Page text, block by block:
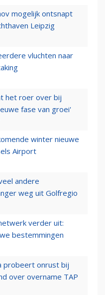
mogelijk ontsnapt
Leipzig
vluchten naar
het roer over bij
fase van groei'
winter nieuwe
Airport
andere
weg uit Golfregio
verder uit:
bestemmingen
probeert onrust bij
over overname TAP